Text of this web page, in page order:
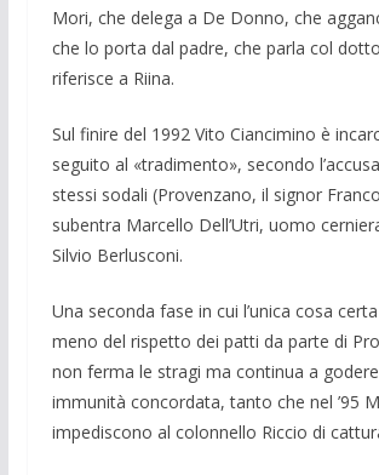
Mori, che de­lega a De Donno, che
che lo porta dal padre, che parla col
riferisce a Riina.
Sul finire del 1992 Vito Ciancimino è
seguito al «tradimento», se­condo
stessi sodali (Pro­venzano, il signor
su­bentra Marcello Dell’Utri, uomo
Silvio Berlusconi.
Una secon­da fase in cui l’unica cosa
meno del rispetto dei patti da parte di
non ferma le stragi ma con­tinua a
immunit­à concordata, tanto che nel ’95
impedisco­no al colonnello Riccio di